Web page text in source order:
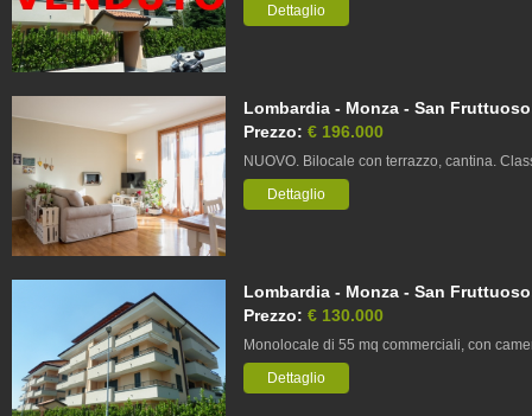
Dettaglio
Lombardia - Monza - San
Prezzo: € 196.000
NUOVO. Bilocale con terrazzo, cantina.
Dettaglio
Lombardia - Monza - San
Prezzo: € 130.000
Monolocale di 55 mq commerciali, con
Dettaglio